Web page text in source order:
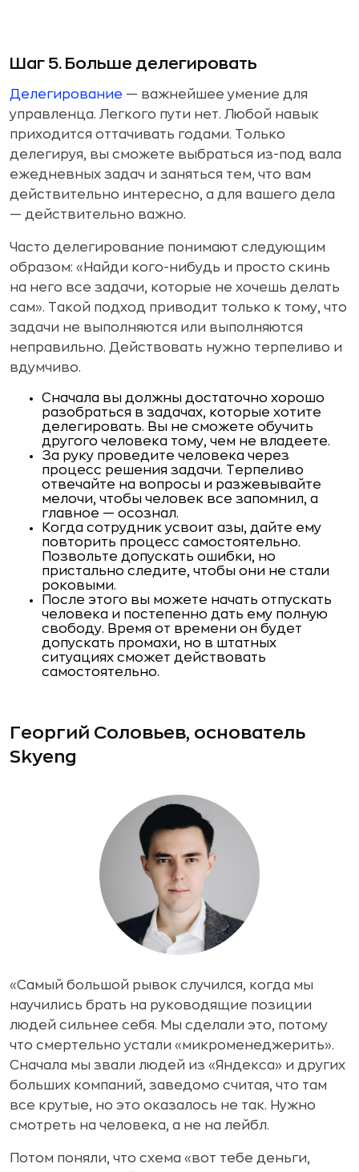
Шаг 5. Больше делегировать
Делегирование — важнейшее умение для
управленца. Легкого пути нет. Любой навык
приходится оттачивать годами. Только
делегируя, вы сможете выбраться из-под вала
ежедневных задач и заняться тем, что вам
действительно интересно, а для вашего дела
— действительно важно.
Часто делегирование понимают следующим
образом: «Найди кого-нибудь и просто скинь
на него все задачи, ко­торые не хочешь делать
сам». Такой подход приводит только к тому, что
задачи не выполняются или выполняются
непра­вильно. Действовать нужно терпеливо и
вдумчиво.
Сначала вы должны достаточно хорошо
разобраться в задачах, которые хотите
делегировать. Вы не сможе­те обучить
другого человека тому, чем не владеете.
За руку проведите человека через
процесс решения за­дачи. Терпеливо
отвечайте на вопросы и разжевывай­те
мелочи, чтобы человек все запомнил, а
главное — осознал.
Когда сотрудник усвоит азы, дайте ему
повторить про­цесс самостоятельно.
Позвольте допускать ошибки, но
пристально следите, чтобы они не стали
роковыми.
После этого вы можете начать отпускать
человека и по­степенно дать ему полную
свободу. Время от времени он будет
допускать промахи, но в штатных
ситуациях сможет действовать
самостоятельно.
Георгий Соловьев, основатель
Skyeng
«Самый большой рывок случился, когда мы
научились брать на руководящие позиции
людей сильнее себя. Мы сделали это, потому
что смертельно устали «микроменеджерить».
Сначала мы звали людей из «Яндекса» и других
больших компаний, за­ведомо считая, что там
все крутые, но это оказалось не так. Нуж­но
смотреть на человека, а не на лейбл.
Потом поняли, что схема «вот тебе деньги,